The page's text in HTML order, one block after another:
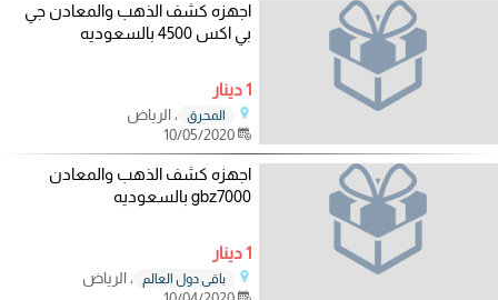
اجهزه كشف الذهب والمعادن جي
بي اكس 4500 بالسعوديه
1 دينار
المحرق
، الرياض
10/05/2020
اجهزه كشف الذهب والمعادن
gbz7000 بالسعوديه
1 دينار
باقي دول العالم
، الرياض